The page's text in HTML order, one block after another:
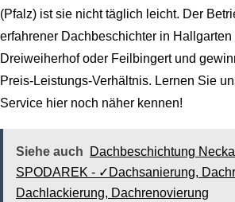
(Pfalz) ist sie nicht täglich leicht. Der
erfahrener Dachbeschichter in Hallgarten
Dreiweiherhof oder Feilbingert und
Preis-Leistungs-Verhältnis. Lernen Sie
Service hier noch näher kennen!
Siehe auch
Dachbeschichtung
SPODAREK - ✓Dachsanierung,
Dachlackierung, Dachrenovierung